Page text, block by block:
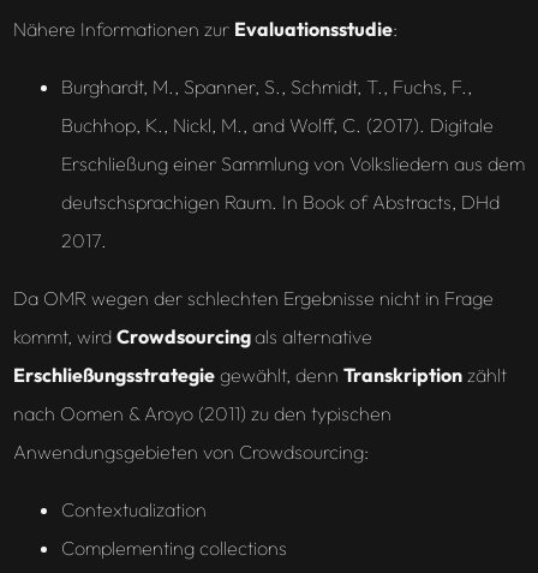
Nähere Informationen zur Evaluationsstudie:
Burghardt, M., Spanner, S., Schmidt, T., Fuchs, F.,
Buchhop, K., Nickl, M., and Wolff, C. (2017). Digitale
Erschließung einer Sammlung von Volksliedern aus dem
deutschsprachigen Raum. In Book of Abstracts, DHd
2017.
Da OMR wegen der schlechten Ergebnisse nicht in Frage
kommt, wird Crowdsourcingals alternative
Erschließungsstrategiegewählt, denn Transkriptionzählt
nach Oomen & Aroyo (2011) zu den typischen
Anwendungsgebieten von Crowdsourcing:
Contextualization
Complementing collections